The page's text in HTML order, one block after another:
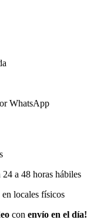
WhatsApp
24 a 48 horas hábiles
locales físicos
con envío en el día!